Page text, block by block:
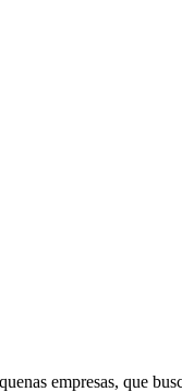
empresas, que